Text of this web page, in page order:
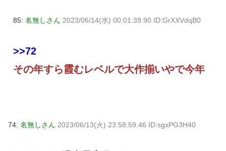
85: 名無しさん 2023/06/14(水) 00:01:39.90 ID:GrXXVdqB0
>>72
その年すら霞むレベルで大作揃いやで今年
74: 名無しさん 2023/06/13(火) 23:58:59.46 ID:sgxPG3H40